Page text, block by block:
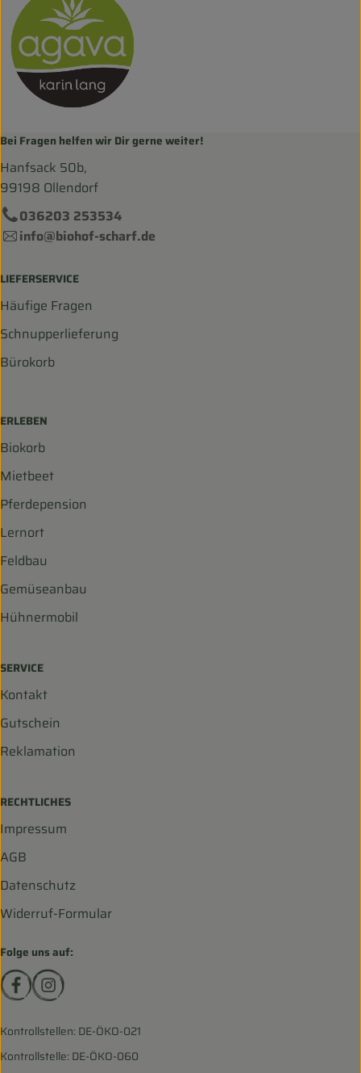
Bei Fragen helfen wir Dir gerne weiter!
Hanfsack 50b,
99198 Ollendorf
036203 253534
info@biohof-scharf.de
LIEFERSERVICE
Häufige Fragen
Schnupperlieferung
Bürokorb
ERLEBEN
Biokorb
Mietbeet
Pferdepension
Lernort
Feldbau
Gemüseanbau
Hühnermobil
SERVICE
Kontakt
Gutschein
Reklamation
RECHTLICHES
Impressum
AGB
Datenschutz
Widerruf-Formular
Folge uns auf:
Externer Link zu https://www.facebook.com/
Externer Link zu https://www.instagram.com/
Kontrollstellen: DE-ÖKO-021
Kontrollstelle: DE-ÖKO-060